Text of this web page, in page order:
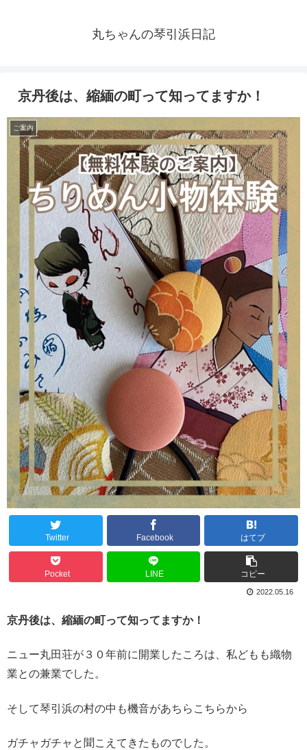
丸ちゃんの琴引浜日記
京丹後は、縮緬の町って知ってますか！
ご案内
Twitter Facebook はてブ
Pocket LINE コピー
2022.05.16
京丹後は、縮緬の町って知ってますか！
ニュー丸田荘が３０年前に開業したころは、私どもも織物
業との兼業でした。
そして琴引浜の村の中も機音があちらこちらから
ガチャガチャと聞こえてきたものでした。